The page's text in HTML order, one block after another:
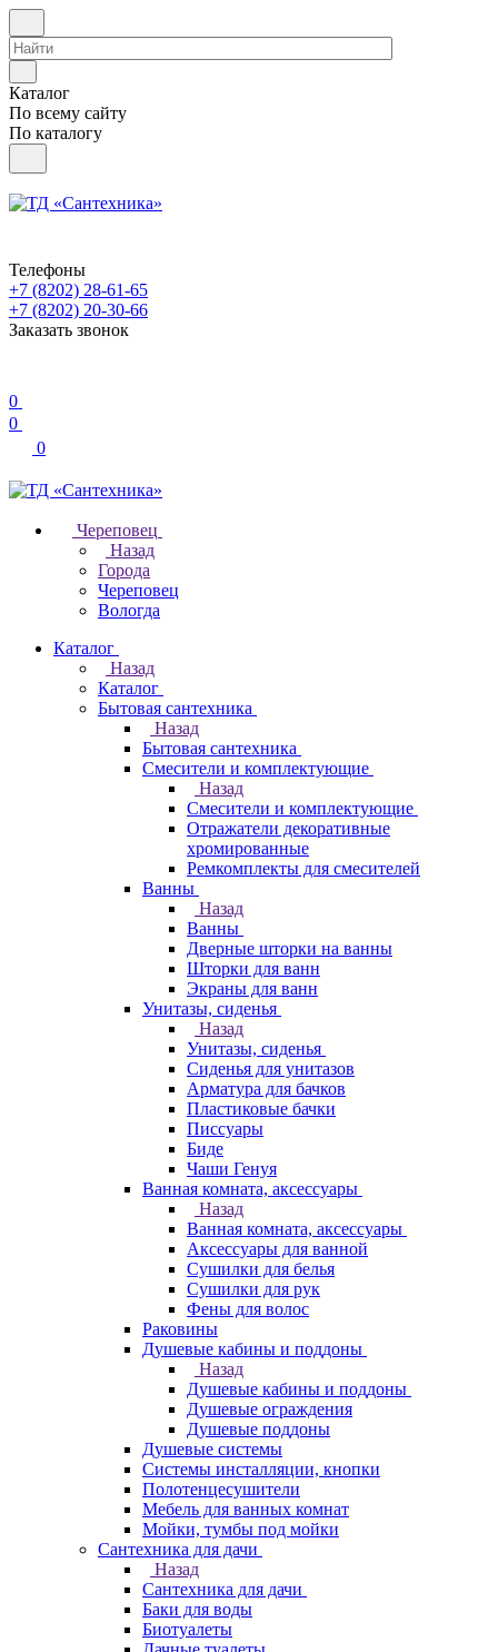
Каталог
По всему сайту
По каталогу
Телефоны
+7 (8202) 28‑61-65
+7 (8202) 20‑30-66
Заказать звонок
0
0
0
Череповец
Назад
Города
Череповец
Вологда
Каталог
Назад
Каталог
Бытовая сантехника
Назад
Бытовая сантехника
Смесители и комплектующие
Назад
Смесители и комплектующие
Отражатели декоративные
хромированные
Ремкомплекты для смесителей
Ванны
Назад
Ванны
Дверные шторки на ванны
Шторки для ванн
Экраны для ванн
Унитазы, сиденья
Назад
Унитазы, сиденья
Сиденья для унитазов
Арматура для бачков
Пластиковые бачки
Писсуары
Биде
Чаши Генуя
Ванная комната, аксессуары
Назад
Ванная комната, аксессуары
Аксессуары для ванной
Сушилки для белья
Сушилки для рук
Фены для волос
Раковины
Душевые кабины и поддоны
Назад
Душевые кабины и поддоны
Душевые ограждения
Душевые поддоны
Душевые системы
Системы инсталляции, кнопки
Полотенцесушители
Мебель для ванных комнат
Мойки, тумбы под мойки
Сантехника для дачи
Назад
Сантехника для дачи
Баки для воды
Биотуалеты